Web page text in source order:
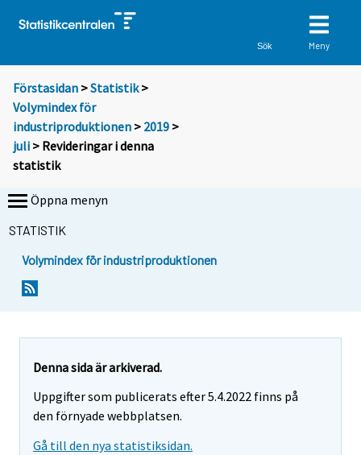
Sök Meny
Förstasidan >Statistik >
Volymindex för
industriproduktionen > 2019 >
juli > Revideringar i denna
statistik
Öppna menyn
STATISTIK
Volymindex för industriproduktionen
Denna sida är arkiverad.
Uppgifter som publicerats efter 5.4.2022 finns på
den förnyade webbplatsen.
Gå till den nya statistiksidan.